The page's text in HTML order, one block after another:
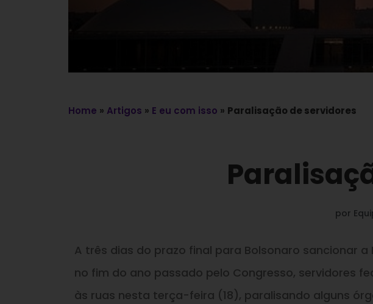
Home » Artigos » E eu com isso » Paralisação de servidores
por
A três dias do prazo final para Bolsonaro sancionar
no fim do ano passado pelo Congresso, servidores
às ruas nesta terça-feira (18), paralisando alguns